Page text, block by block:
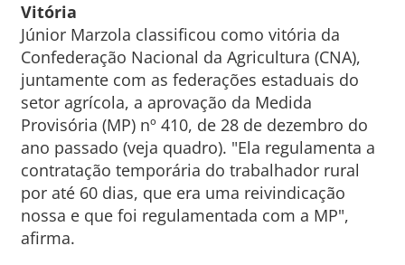
Vitória
Júnior Marzola classificou como vitória da
Confederação Nacional da Agricultura (CNA),
juntamente com as federações estaduais do
setor agrícola, a aprovação da Medida
Provisória (MP) nº 410, de 28 de dezembro do
ano passado (veja quadro). "Ela regulamenta a
contratação temporária do trabalhador rural
por até 60 dias, que era uma reivindicação
nossa e que foi regulamentada com a MP",
afirma.